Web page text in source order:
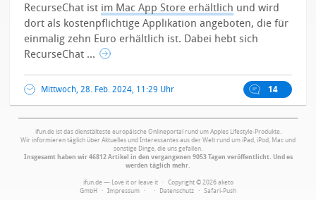
RecurseChat ist im Mac App Store erhältlich und wird
dort als kostenpflichtige Applikation angeboten, die für
einmalig zehn Euro erhältlich ist. Dabei hebt sich
RecurseChat ...
Mittwoch, 28. Feb. 2024, 11:29 Uhr 14
ifun.de ist das dienstälteste europäische Onlineportal rund um Apples Lifestyle-Produkte.
Wir informieren täglich über Aktuelles und Interessantes aus der Welt rund um iPad, iPod, Mac und
sonstige Dinge, die uns gefallen.
Insgesamt haben wir 46812 Artikel in den vergangenen 9053 Tagen veröffentlicht. Und es
werden täglich mehr.
ifun.de — Love it or leave it · Copyright © 2026 aketo
GmbH · Impressum · · Datenschutz · Safari-Push